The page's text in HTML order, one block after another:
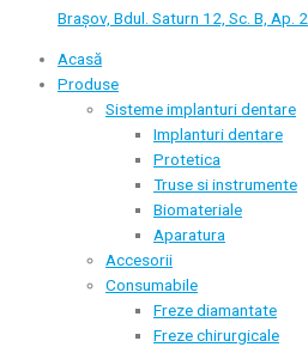
Brașov, Bdul. Saturn 12, Sc. B, Ap. 2
Acasă
Produse
Sisteme implanturi dentare
Implanturi dentare
Protetica
Truse si instrumente
Biomateriale
Aparatura
Accesorii
Consumabile
Freze diamantate
Freze chirurgicale